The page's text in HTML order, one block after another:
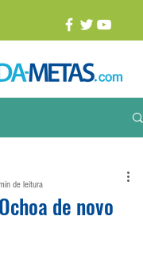
de novo
de leitura